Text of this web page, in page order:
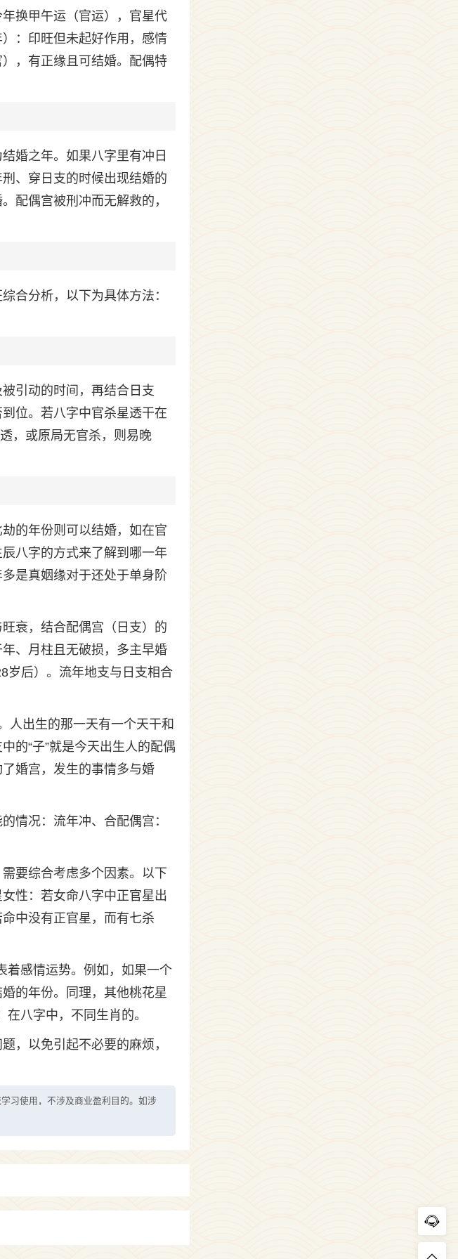
换甲午运（官运），官星代
：印旺但未起好作用，感情
，有正缘且可结婚。配偶特
婚之年。如果八字里有冲日
、穿日支的时候出现结婚的
配偶宫被刑冲而无解救的，
合分析，以下为具体方法：
引动的时间，再结合日支
位。若八字中官杀星透干在
，或原局无官杀，则易晚
的年份则可以结婚，如在官
八字的方式来了解到哪一年
是真姻缘对于还处于单身阶
衰，结合配偶宫（日支）的
、月柱且无破损，多主早婚
岁后）。流年地支与日支相合
人出生的那一天有一个天干和
的“子”就是今天出生人的配偶
婚宫，发生的事情多与婚
情况：流年冲、合配偶宫：
要综合考虑多个因素。以下
性：若女命八字中正官星出
中没有正官星，而有七杀
着感情运势。例如，如果一个
的年份。同理，其他桃花星
八字中，不同生肖的。
，以免引起不必要的麻烦，
习使用，不涉及商业盈利目的。如涉